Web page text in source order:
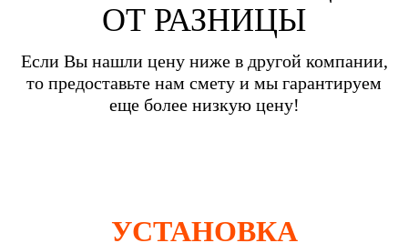
ОТ РАЗНИЦЫ
Если Вы нашли цену ниже в другой компании,
то предоставьте нам смету и мы гарантируем
еще более низкую цену!
УСТАНОВКА